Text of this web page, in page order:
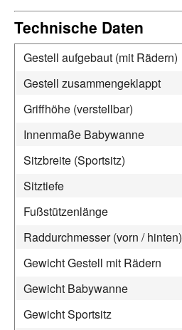
Technische Daten
Gestell aufgebaut (mit Rädern)
Gestell zusammengeklappt
Griffhöhe (verstellbar)
Innenmaße Babywanne
Sitzbreite (Sportsitz)
Sitztiefe
Fußstützenlänge
Raddurchmesser (vorn / hinten)
Gewicht Gestell mit Rädern
Gewicht Babywanne
Gewicht Sportsitz